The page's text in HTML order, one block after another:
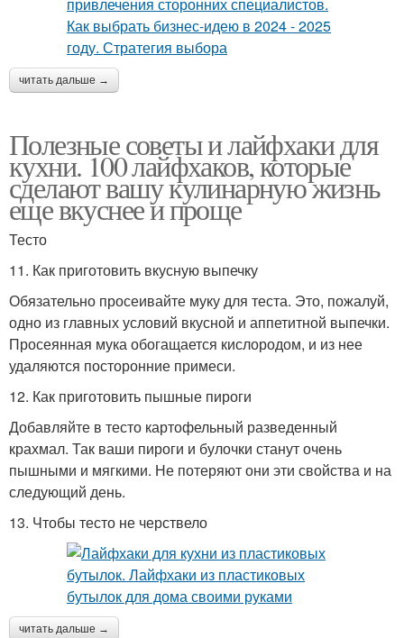
читать дальше →
Полезные советы и лайфхаки для
кухни. 100 лайфхаков, которые
сделают вашу кулинарную жизнь
еще вкуснее и проще
Тесто
11. Как приготовить вкусную выпечку
Обязательно просеивайте муку для теста. Это, пожалуй,
одно из главных условий вкусной и аппетитной выпечки.
Просеянная мука обогащается кислородом, и из нее
удаляются посторонние примеси.
12. Как приготовить пышные пироги
Добавляйте в тесто картофельный разведенный
крахмал. Так ваши пироги и булочки станут очень
пышными и мягкими. Не потеряют они эти свойства и на
следующий день.
13. Чтобы тесто не черствело
читать дальше →